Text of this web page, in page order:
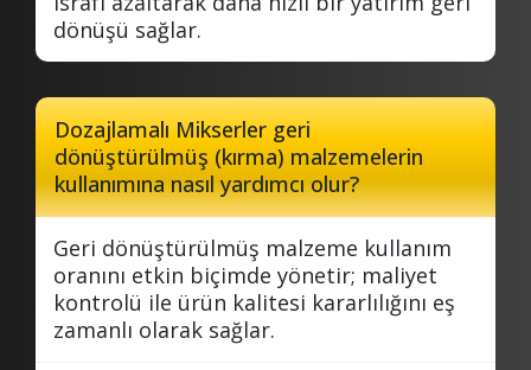
dönüşü sağlar.
Dozajlamalı Mikserler geri
dönüştürülmüş (kırma) malzemelerin
kullanımına nasıl yardımcı olur?
Geri dönüştürülmüş malzeme kullanım
oranını etkin biçimde yönetir; maliyet
kontrolü ile ürün kalitesi kararlılığını eş
zamanlı olarak sağlar.